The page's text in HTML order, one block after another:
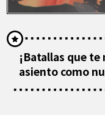
¡Batallas que
asiento como